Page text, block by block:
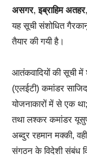
असगर,इब्राहिम अतहर
यह सूची संशोधित
तैयार की गयी है।
आतंकवादियों की सूची में
(एलईटी) कमांडर
योजनाकारों में से एक
तथा लश्कर कमांडर
अब्दुर रहमान मक्की,
संगठन के विदेशी संबंध